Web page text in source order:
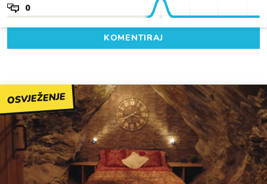
0
KOMENTIRAJ
OSVJEŽENJE